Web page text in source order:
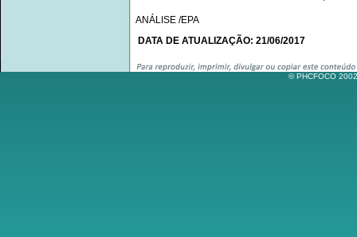
ANÁLISE /EPA
DATA DE ATUALIZAÇÃO: 21/06/2017
© PHCFOCO